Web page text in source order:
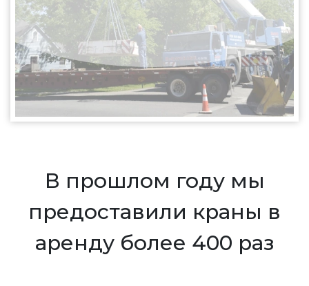
В прошлом году мы
предоставили краны в
аренду более 400 раз